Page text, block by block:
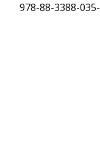
978-88-3388-